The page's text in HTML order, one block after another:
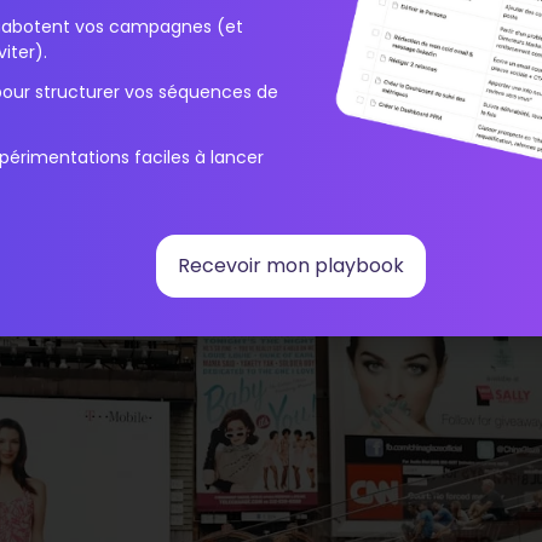
de communication à
vos campagnes (et
structurer vos séquences de
faciles à lancer
Recevoir mon playbook